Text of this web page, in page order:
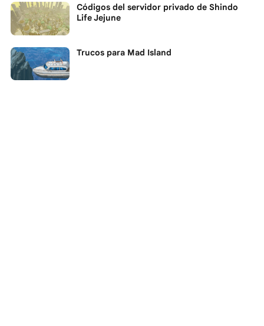
Códigos del servidor privado de Shindo
Life Jejune
Trucos para Mad Island